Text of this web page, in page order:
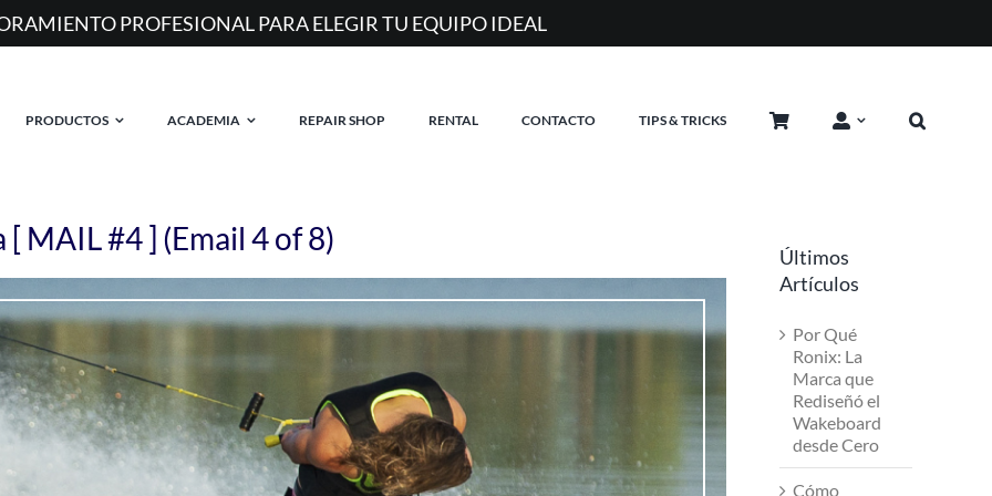
MAS DE 20 AÑOS EQUIPANDO RIDERS EN ARGENTINA
PRODUCTOS ACADEMIA REPAIR SHOP RENTAL CONTACTO TIPS & TRICKS
MAIL #4 ] (Email 4 of 8)
Últimos
Artículos
Por Qué
Ronix: La
Marca que
Rediseñó el
Wakeboard
desde Cero
Cómo